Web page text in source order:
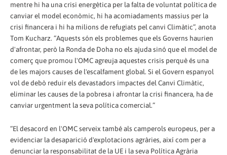
mentre hi ha una crisi energètica per la falta de voluntat política de
canviar el model econòmic, hi ha acomiadaments massius per la
crisi financera i hi ha milions de refugiats pel canvi Climàtic”, anota
Tom Kucharz. “Aquests són els problemes que els Governs haurien
d'afrontar, però la Ronda de Doha no els ajuda sinó que el model de
comerç que promou l'OMC agreuja aquestes crisis perquè és una
de les majors causes de l'escalfament global. Si el Govern espanyol
vol de debò reduir els devastadors impactes del Canvi Climàtic,
eliminar les causes de la pobresa i afrontar la crisi financera, ha de
canviar urgentment la seva política comercial.”
“El desacord en l'OMC serveix també als camperols europeus, per a
evidenciar la desaparició d'explotacions agràries, així com per a
denunciar la responsabilitat de la UE i la seva Política Agrària